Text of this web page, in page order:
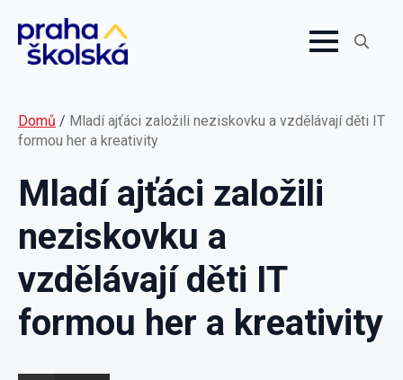
Domů / Mladí ajťáci založili neziskovku a vzdělávají děti IT
formou her a kreativity
Mladí ajťáci založili
neziskovku a
vzdělávají děti IT
formou her a kreativity